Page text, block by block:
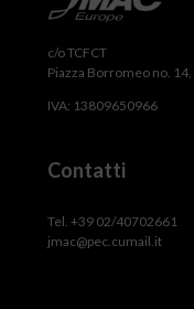
c/o TCFCT
Piazza Borromeo no.
IVA: 13809650966
Contatti
Tel. +39 02/40702661
jmac@pec.cumail.it